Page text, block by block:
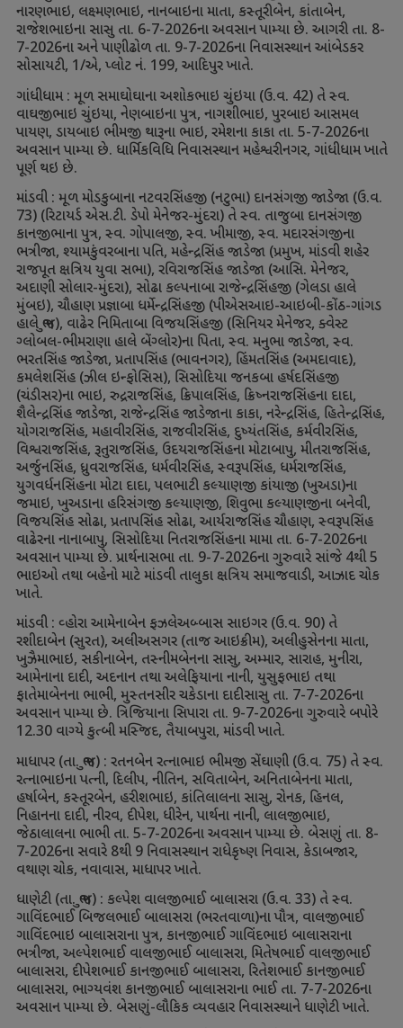
નારણભાઇ, લક્ષ્મણભાઇ, નાનબાઇના માતા, કસ્તૂરીબેન, કાંતાબેન,
રાજેશભાઇના સાસુ તા. 6-7-2026ના અવસાન પામ્યા છે. આગરી તા. 8-
7-2026ના અને પાણીઢોળ તા. 9-7-2026ના નિવાસસ્થાન આંબેડકર
સોસાયટી, 1/એ, પ્લોટ નં. 199, આદિપુર ખાતે.
ગાંધીધામ : મૂળ સમાઘોઘાના અશોકભાઇ ચુંઇયા (ઉ.વ. 42) તે સ્વ.
વાઘજીભાઇ ચુંઇયા, નેણબાઇના પુત્ર, નાગશીભાઇ, પુરબાઇ આસમલ
પાયણ, ડાયબાઇ ભીમજી થારૂના ભાઇ, રમેશના કાકા તા. 5-7-2026ના
અવસાન પામ્યા છે. ધાર્મિકવિધિ નિવાસસ્થાન મહેશ્વરીનગર, ગાંધીધામ ખાતે
પૂર્ણ થઇ છે.
માંડવી : મૂળ મોડકુબાના નટવરસિંહજી (નટુભા) દાનસંગજી જાડેજા (ઉ.વ.
73) (રિટાયર્ડ એસ.ટી. ડેપો મેનેજર-મુંદરા) તે સ્વ. તાજુબા દાનસંગજી
કાનજીભાના પુત્ર, સ્વ. ગોપાલજી, સ્વ. ખીમાજી, સ્વ. મદારસંગજીના
ભત્રીજા, શ્યામકુંવરબાના પતિ, મહેન્દ્રસિંહ જાડેજા (પ્રમુખ, માંડવી શહેર
રાજપૂત ક્ષત્રિય યુવા સભા), રવિરાજસિંહ જાડેજા (આસિ. મેનેજર,
અદાણી સોલાર-મુંદરા), સોઢા કલ્પનાબા રાજેન્દ્રસિંહજી (ગેલડા હાલે
મુંબઇ), ચૌહાણ પ્રજ્ઞાબા ધર્મેન્દ્રસિંહજી (પીએસઆઇ-આઇબી-કોંઠ-ગાંગડ
હાલે ભુજ), વાઢેર નિમિતાબા વિજયસિંહજી (સિનિયર મેનેજર, ક્વેસ્ટ
ગ્લોબલ-ભીમરાણા હાલે બેંગ્લોર)ના પિતા, સ્વ. મનુભા જાડેજા, સ્વ.
ભરતસિંહ જાડેજા, પ્રતાપસિંહ (ભાવનગર), હિંમતસિંહ (અમદાવાદ),
કમલેશસિંહ (ઝીલ ઇન્ફોસિસ), સિસોદિયા જનકબા હર્ષદસિંહજી
(ચંડીસર)ના ભાઇ, રુદ્રરાજસિંહ, ક્રિપાલસિંહ, ક્રિષ્નરાજસિંહના દાદા,
શૈલેન્દ્રસિંહ જાડેજા, રાજેન્દ્રસિંહ જાડેજાના કાકા, નરેન્દ્રસિંહ, હિતેન્દ્રસિંહ,
યોગરાજસિંહ, મહાવીરસિંહ, રાજવીરસિંહ, દુષ્યંતસિંહ, કર્મવીરસિંહ,
વિશ્વરાજસિંહ, રૂતુરાજસિંહ, ઉદયરાજસિંહના મોટાબાપુ, મીતરાજસિંહ,
અર્જુનસિંહ, ધ્રુવરાજસિંહ, ધર્મવીરસિંહ, સ્વરૂપસિંહ, ધર્મરાજસિંહ,
યુગવર્ધનસિંહના મોટા દાદા,પલભાટી કલ્યાણજી કાંયાજી (ખુઅડા)ના
જમાઇ, ખુઅડાના હરિસંગજી કલ્યાણજી, શિવુભા કલ્યાણજીના બનેવી,
વિજયસિંહ સોઢા, પ્રતાપસિંહ સોઢા, આર્યરાજસિંહ ચૌહાણ, સ્વરૂપસિંહ
વાઢેરના નાનાબાપુ, સિસોદિયા નિતરાજસિંહના મામા તા. 6-7-2026ના
અવસાન પામ્યા છે. પ્રાર્થનાસભા તા. 9-7-2026ના ગુરુવારે સાંજે 4થી5
ભાઇઓ તથા બહેનો માટે માંડવી તાલુકા ક્ષત્રિય સમાજવાડી, આઝાદ ચોક
ખાતે.
માંડવી : વ્હોરા આમેનાબેન ફઝલેઅબ્બાસ સાઇગર (ઉ.વ. 90) તે
રશીદાબેન (સુરત), અલીઅસગર (તાજ આઇક્રીમ), અલીહુસેનના માતા,
ખુઝૈમાભાઇ, સકીનાબેન, તસ્નીમબેનના સાસુ, અમ્માર, સારાહ, મુનીરા,
આમેનાના દાદી, અદનાન તથા અલેફિયાના નાની, યુસુફભાઇ તથા
ફાતેમાબેનના ભાભી, મુસ્તનસીર ચકેડાના દાદીસાસુ તા. 7-7-2026ના
અવસાન પામ્યા છે. ત્રિજિયાના સિપારા તા. 9-7-2026ના ગુરુવારે બપોરે
12.30 વાગ્યે કુત્બી મસ્જિદ, તૈયાબપુરા, માંડવી ખાતે.
માધાપર (તા. ભુજ) : રતનબેન રત્નાભાઇ ભીમજી સેંઘાણી (ઉ.વ. 75) તે સ્વ.
રત્નાભાઇના પત્ની, દિલીપ, નીતિન, સવિતાબેન, અનિતાબેનના માતા,
હર્ષાબેન, કસ્તૂરબેન, હરીશભાઇ, કાંતિલાલના સાસુ, રોનક, હિનલ,
નિહાનના દાદી, નીરવ, દીપેશ, ધીરેન,પાર્થના નાની, લાલજીભાઇ,
જેઠાલાલના ભાભી તા. 5-7-2026ના અવસાન પામ્યા છે. બેસણું તા. 8-
7-2026ના સવારે 8થી9 નિવાસસ્થાન રાધેકૃષ્ણ નિવાસ, કેડાબજાર,
વથાણ ચોક, નવાવાસ, માધાપર ખાતે.
ધાણેટી (તા. ભુજ) : કલ્પેશ વાલજીભાઈ બાલાસરા (ઉ.વ. 33) તે સ્વ.
ગાવિંદભાઈ બિજલભાઈ બાલાસરા (ભરતવાળા)ના પૌત્ર, વાલજીભાઈ
ગાવિંદભાઇ બાલાસરાના પુત્ર, કાનજીભાઈ ગાવિંદભાઇ બાલાસરાના
ભત્રીજા, અલ્પેશભાઈ વાલજીભાઈ બાલાસરા, મિતેષભાઈ વાલજીભાઈ
બાલાસરા, દીપેશભાઈ કાનજીભાઈ બાલાસરા, રિતેશભાઈ કાનજીભાઈ
બાલાસરા, ભાગ્યવંશ કાનજીભાઈ બાલાસરાના ભાઈ તા. 7-7-2026ના
અવસાન પામ્યા છે. બેસણું-લૌકિક વ્યવહાર નિવાસસ્થાને ધાણેટી ખાતે.